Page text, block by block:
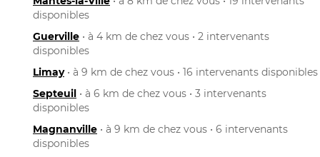
disponibles
Guerville • à 4 km de chez vous • 2 intervenants
disponibles
Limay• à 9 km de chez vous • 16 intervenants disponibles
Septeuil • à 6 km de chez vous • 3 intervenants
disponibles
Magnanville • à 9 km de chez vous • 6 intervenants
disponibles